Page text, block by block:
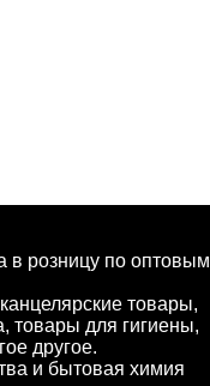
в розницу по оптовым
товары,
товары для гигиены,
другое.
и бытовая химия